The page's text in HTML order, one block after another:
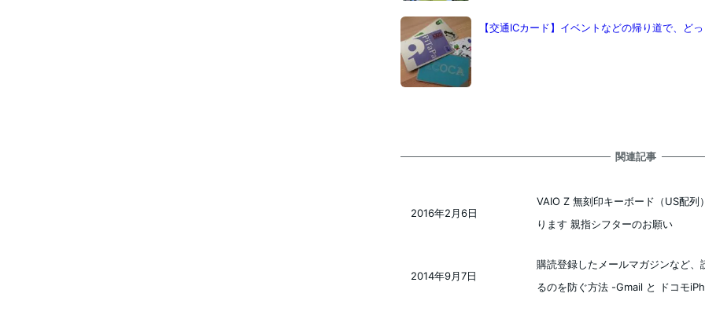
【交通ICカード】イベントなどの帰り道で、ど
関連記事
VAIO Z 無刻印キーボード（US配
ります 親指シフターのお願い
2016年2月6日
購読登録したメールマガジンなど
るのを防ぐ方法 -Gmail と ドコモ
2014年9月7日